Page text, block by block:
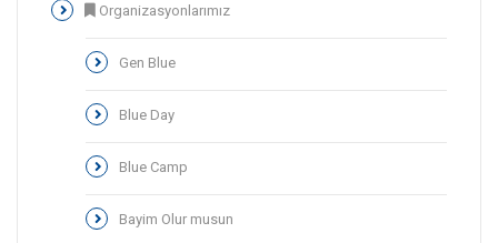
Organizasyonlarımız
Gen Blue
Blue Day
Blue Camp
Bayim Olur musun